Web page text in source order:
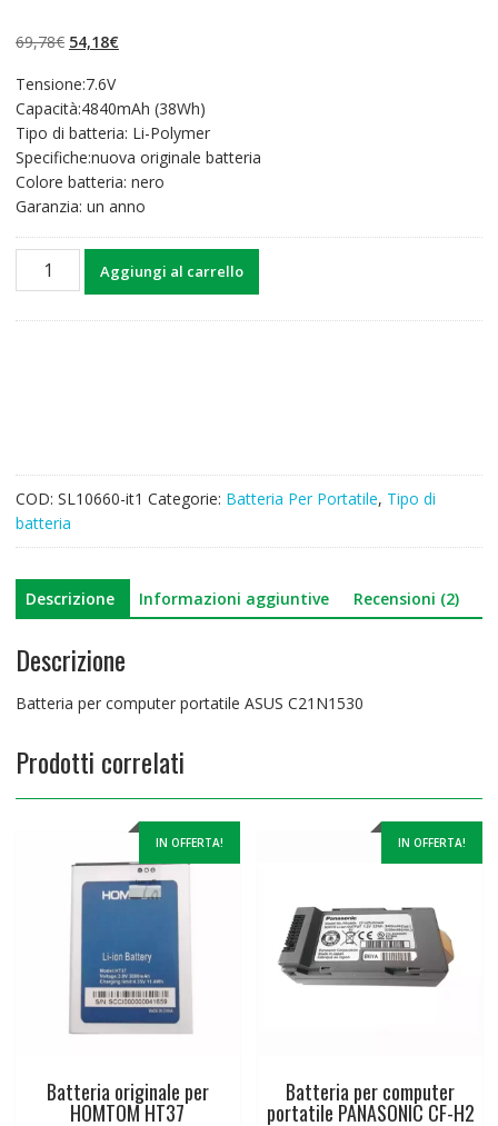
base di
recensioni
69,78€ Il
originale
era:
69,78€.
54,18€Il
è:
54,18€.
Tensione:7.6V
Capacità:4840mAh (38Wh)
Tipo di batteria: Li-Polymer
Specifiche:nuova originale batteria
Colore batteria: nero
Garanzia: un anno
Batteria
Aggiungi al carrello
COD: SL10660-it1 Categorie: Batteria Per Portatile, Tipo di
batteria
Descrizione Informazioni aggiuntive Recensioni (2)
Descrizione
Batteria per computer portatile ASUS C21N1530
Prodotti correlati
IN OFFERTA!
Batteria originale per
HOMTOM HT37
IN OFFERTA!
Batteria per computer
portatile PANASONIC CF-H2